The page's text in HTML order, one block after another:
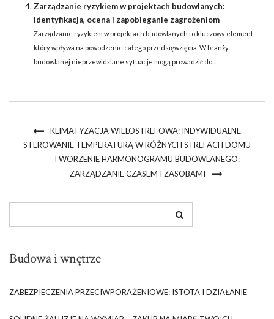
Zarządzanie ryzykiem w projektach budowlanych:
Identyfikacja, ocena i zapobieganie zagrożeniom
Zarządzanie ryzykiem w projektach budowlanych to kluczowy element,
który wpływa na powodzenie całego przedsięwzięcia. W branży
budowlanej nieprzewidziane sytuacje mogą prowadzić do...
KLIMATYZACJA WIELOSTREFOWA: INDYWIDUALNE
STEROWANIE TEMPERATURĄ W RÓŻNYCH STREFACH DOMU
TWORZENIE HARMONOGRAMU BUDOWLANEGO:
ZARZĄDZANIE CZASEM I ZASOBAMI
Budowa i wnętrze
ZABEZPIECZENIA PRZECIWPORAŻENIOWE: ISTOTA I DZIAŁANIE